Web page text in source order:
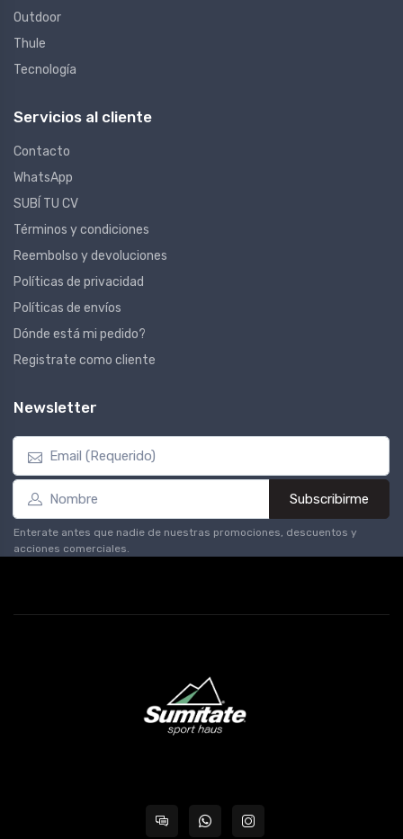
Outdoor
Thule
Tecnología
Servicios al cliente
Contacto
WhatsApp
SUBÍ TU CV
Términos y condiciones
Reembolso y devoluciones
Políticas de privacidad
Políticas de envíos
Dónde está mi pedido?
Registrate como cliente
Newsletter
Subscribirme
Enterate antes que nadie de nuestras promociones, descuentos y
acciones comerciales.